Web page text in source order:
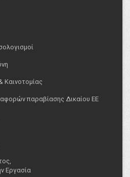
παραβίασης Δικαίου ΕΕ
Εργασία